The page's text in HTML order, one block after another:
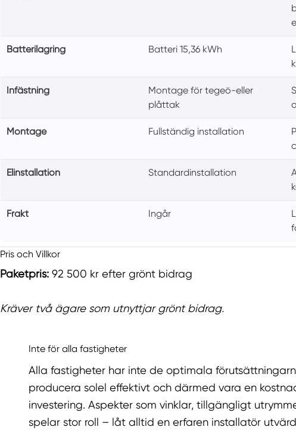
Batterilagring Batteri 15,36 kWh
Infästning
Montage för tegeö-eller
plåttak
Montage Fullständig installation
Elinstallation Standardinstallation
Frakt Ingår
Pris och Villkor
Paketpris: 92 500 kr efter grönt bidrag
Kräver två ägare som utnyttjar grönt bidrag.
Inte för alla fastigheter
Alla fastigheter har inte de optimala
producera solel effektivt och därmed vara en
investering. Aspekter som vinklar, tillgängligt
spelar stor roll – låt alltid en erfaren installatör